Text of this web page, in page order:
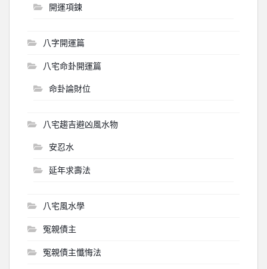
開運項鍊
八字開運篇
八宅命卦開運篇
命卦論財位
八宅趨吉避凶風水物
安忍水
延年求壽法
八宅風水學
冤親債主
冤親債主懺悔法